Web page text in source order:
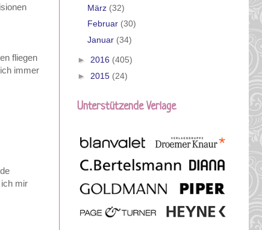
fliegen
immer
mir
März (32)
Februar (30)
Januar (34)
► 2016 (405)
► 2015 (24)
Unterstützende Verlage